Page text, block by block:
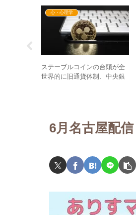
心・心理学
ステーブルコインの台頭が全
世界的に旧通貨体制、中央銀
6月名古屋配信